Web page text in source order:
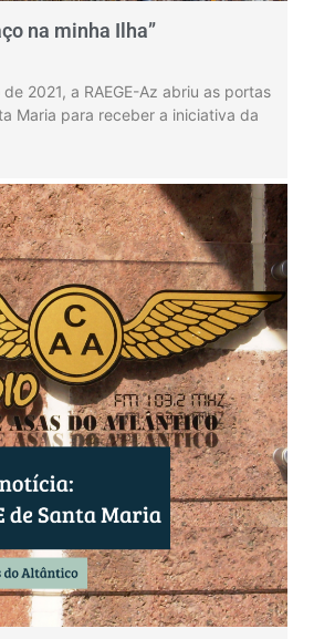
na minha Ilha”
2021, a RAEGE-Az abriu as portas
Maria para receber a iniciativa da